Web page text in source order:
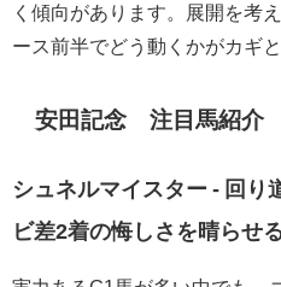
く傾向があります。展開を考
ース前半でどう動くかがカギ
安田記念 注目馬紹介
シュネルマイスター - 回り
ビ差2着の悔しさを晴らせる